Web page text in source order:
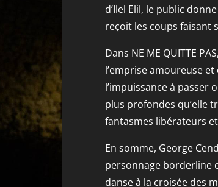
d’Ilel Elil, le public
reçoit les coups faisant
Dans NE ME QUITTE
l’emprise amoureuse
l’impuissance à passer
plus profondes qu’elle
fantasmes libérateurs
En somme, George
personnage borderline
danse à la croisée des